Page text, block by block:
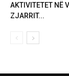
AKTIVITETET NË
ZJARRIT...